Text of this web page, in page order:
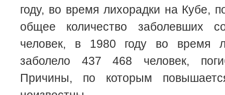
году, во время лихорадки на Кубе,
общее количество заболевших
человек, в 1980 году во время
заболело 437 468 человек,
Причины, по которым